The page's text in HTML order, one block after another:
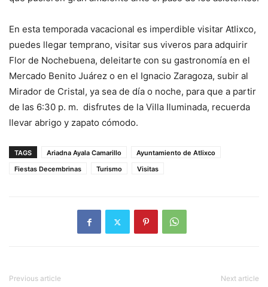
En esta temporada vacacional es imperdible visitar Atlixco,
puedes llegar temprano, visitar sus viveros para adquirir
Flor de Nochebuena, deleitarte con su gastronomía en el
Mercado Benito Juárez o en el Ignacio Zaragoza, subir al
Mirador de Cristal, ya sea de día o noche, para que a partir
de las 6:30 p. m. disfrutes de la Villa Iluminada, recuerda
llevar abrigo y zapato cómodo.
TAGS Ariadna Ayala Camarillo
Ayuntamiento de Atlixco
Fiestas Decembrinas
Turismo Visitas
Previous article Next article